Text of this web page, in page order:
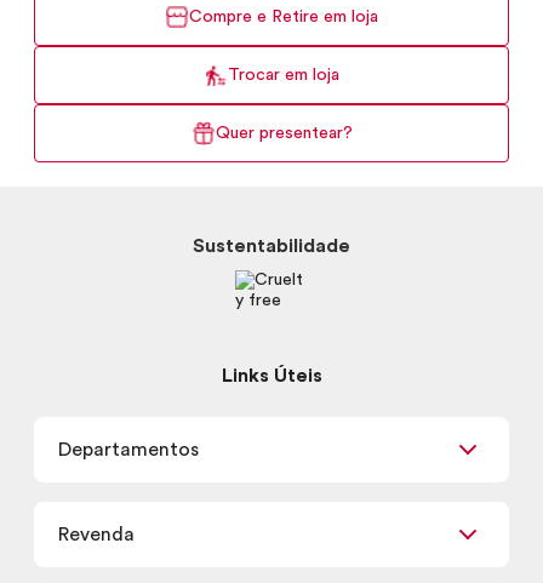
Compre e Retire em loja
Trocar em loja
Quer presentear?
Sustentabilidade
Links Úteis
Departamentos
Skincare
Revenda